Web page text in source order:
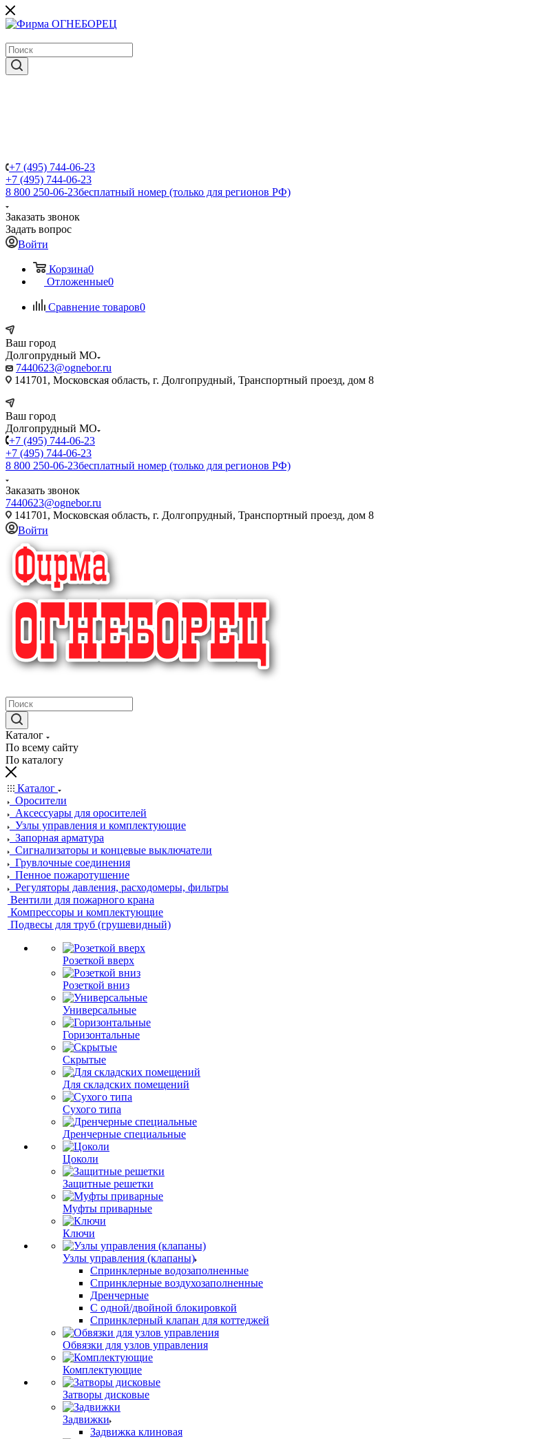
+7 (495) 744-06-23
+7 (495) 744-06-23
8 800 250-06-23бесплатный номер (только для регионов РФ)
Заказать звонок
Задать вопрос
Войти
Корзина0
Отложенные0
Сравнение товаров0
Ваш город
Долгопрудный МО
7440623@ognebor.ru
141701, Московская область, г. Долгопрудный, Транспортный проезд, дом 8
Ваш город
Долгопрудный МО
+7 (495) 744-06-23
+7 (495) 744-06-23
8 800 250-06-23бесплатный номер (только для регионов РФ)
Заказать звонок
7440623@ognebor.ru
141701, Московская область, г. Долгопрудный, Транспортный проезд, дом 8
Войти
Каталог
По всему сайту
По каталогу
Каталог
Оросители
Аксессуары для оросителей
Узлы управления и комплектующие
Запорная арматура
Сигнализаторы и концевые выключатели
Грувлочные соединения
Пенное пожаротушение
Регуляторы давления, расходомеры, фильтры
Вентили для пожарного крана
Компрессоры и комплектующие
Подвесы для труб (грушевидный)
Розеткой вверх
Розеткой вниз
Универсальные
Горизонтальные
Скрытые
Для складских помещений
Сухого типа
Дренчерные специальные
Цоколи
Защитные решетки
Муфты приварные
Ключи
Узлы управления (клапаны)
Спринклерные водозаполненные
Спринклерные воздухозаполненные
Дренчерные
С одной/двойной блокировкой
Спринклерный клапан для коттеджей
Обвязки для узлов управления
Комплектующие
Затворы дисковые
Задвижки
Задвижка клиновая